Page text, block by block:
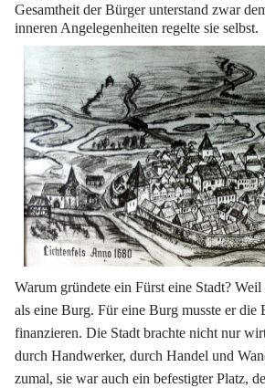
Gesamtheit der Bürgerunterstand zwar
inneren Angelegenheiten regelte sie selbst.
Warum gründete ein Fürst eine Stadt?
als eine Burg. Für eine Burg musste er die
finanzieren. Die Stadt brachte nicht nur
durch Handwerker, durch Handel und
zumal, sie war auch ein befestigter Platz,